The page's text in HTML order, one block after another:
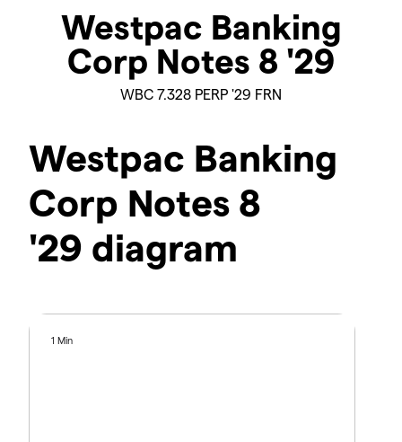
Westpac Banking
Corp Notes 8 '29
WBC 7.328 PERP '29 FRN
Westpac Banking
Corp Notes 8
'29 diagram
1 Min